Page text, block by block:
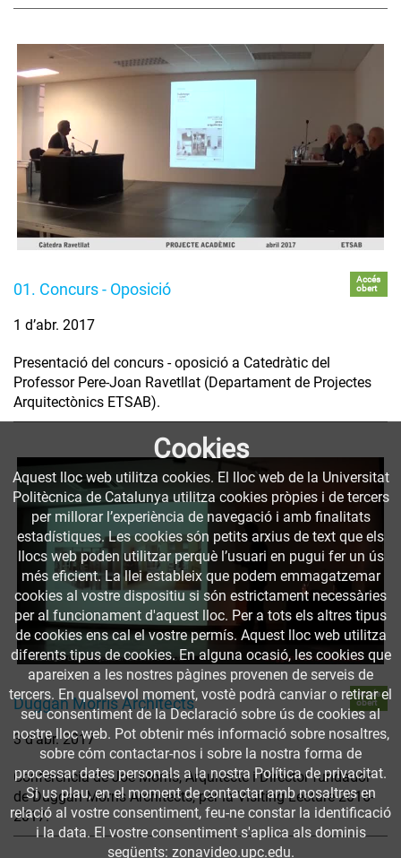
01. Concurs - Oposició
Accés
obert
1 d’abr. 2017
Presentació del concurs - oposició a Catedràtic del
Professor Pere-Joan Ravetllat (Departament de Projectes
Arquitectònics ETSAB).
Duggan Morris Architects
Accés
obert
3 d’abr. 2017
Conferència de Joe Morris, Arquitecte i Director fundador
de Duggan Morris Architects, per la Visiting Lecture 2016-
2017.
Cookies
Aquest lloc web utilitza cookies. El lloc web de la Universitat
Politècnica de Catalunya utilitza cookies pròpies i de tercers
per millorar l’experiència de navegació i amb finalitats
estadístiques. Les cookies són petits arxius de text que els
llocs web poden utilitzar perquè l’usuari en pugui fer un ús
més eficient. La llei estableix que podem emmagatzemar
cookies al vostre dispositiu si són estrictament necessàries
per al funcionament d'aquest lloc. Per a tots els altres tipus
de cookies ens cal el vostre permís. Aquest lloc web utilitza
diferents tipus de cookies. En alguna ocasió, les cookies que
apareixen a les nostres pàgines provenen de serveis de
tercers. En qualsevol moment, vostè podrà canviar o retirar el
seu consentiment de la Declaració sobre ús de cookies al
nostre lloc web. Pot obtenir més informació sobre nosaltres,
sobre cóm contactar-nos i sobre la nostra forma de
processar dates personals a la nostra Política de privacitat.
Si us plau, en el moment de contactar amb nosaltres en
relació al vostre consentiment, feu-ne constar la identificació
i la data. El vostre consentiment s'aplica als dominis
següents: zonavideo.upc.edu.